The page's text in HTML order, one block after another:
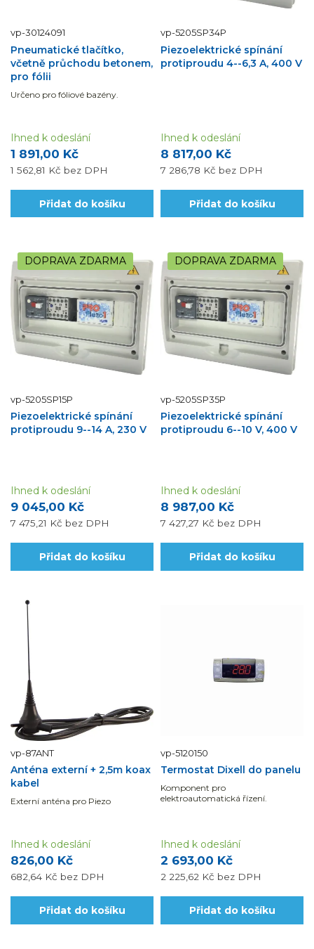
vp-30124091
Pneumatické tlačítko,
včetně průchodu betonem,
pro fólii
Určeno pro fóliové bazény.
1 891,00 Kč
1 562,81 Kč bez DPH
Ihned k odeslání
Přidat do košíku
vp-5205SP34P
Piezoelektrické spínání
protiproudu 4--6,3 A, 400 V
8 817,00 Kč
7 286,78 Kč bez DPH
Ihned k odeslání
Přidat do košíku
DOPRAVA ZDARMA
vp-5205SP15P
Piezoelektrické spínání
protiproudu 9--14 A, 230 V
9 045,00 Kč
7 475,21 Kč bez DPH
Ihned k odeslání
Přidat do košíku
DOPRAVA ZDARMA
vp-5205SP35P
Piezoelektrické spínání
protiproudu 6--10 V, 400 V
8 987,00 Kč
7 427,27 Kč bez DPH
Ihned k odeslání
Přidat do košíku
vp-87ANT
Anténa externí + 2,5m koax
kabel
Externí anténa pro Piezo
826,00 Kč
682,64 Kč bez DPH
Ihned k odeslání
Přidat do košíku
vp-5120150
Termostat Dixell do panelu
Komponent pro
elektroautomatická řízení.
2 693,00 Kč
2 225,62 Kč bez DPH
Ihned k odeslání
Přidat do košíku